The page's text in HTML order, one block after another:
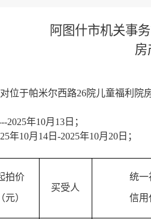
阿图什市机关事
房
位于帕米尔西路26院儿童福利院
2025年10月 13 日 ；
年10月14日-2025年10月20日；
拍价
（元）
买受人
统一
信用